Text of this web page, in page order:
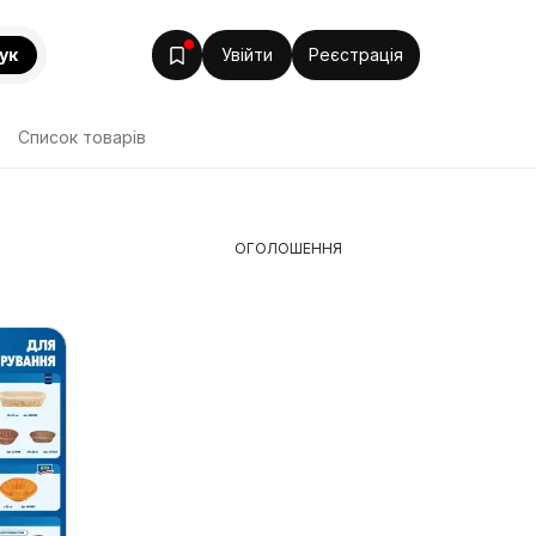
Увійти Реєстрація
Список товарів
ОГОЛОШЕННЯ